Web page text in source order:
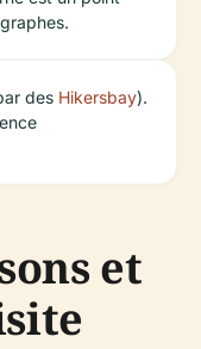
des Hikersbay).
et